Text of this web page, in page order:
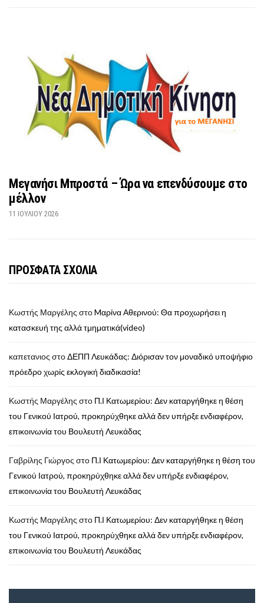
Μεγανήσι Μπροστά – Ώρα να επενδύσουμε στο
μέλλον
11 ΙΟΥΛΊΟΥ 2026
ΠΡΟΣΦΑΤΑ ΣΧΟΛΙΑ
Κωστής Μαργέλης στοMαρίνα Αθερινού: Θα προχωρήσει η
κατασκευή της αλλά τμηματικά(video)
καπετανιος στοΔΕΠΠ Λευκάδας: Διόρισαν τον μοναδικό υποψήφιο
πρόεδρο χωρίς εκλογική διαδικασία!
Κωστής Μαργέλης στο Π.Ι Κατωμερίου: Δεν καταργήθηκε η θέση
του Γενικού Ιατρού, προκηρύχθηκε αλλά δεν υπήρξε ενδιαφέρον,
επικοινωνία του Βουλευτή Λευκάδας
Γαβρίλης Γιώργος στο Π.Ι Κατωμερίου: Δεν καταργήθηκε η θέση του
Γενικού Ιατρού, προκηρύχθηκε αλλά δεν υπήρξε ενδιαφέρον,
επικοινωνία του Βουλευτή Λευκάδας
Κωστής Μαργέλης στο Π.Ι Κατωμερίου: Δεν καταργήθηκε η θέση
του Γενικού Ιατρού, προκηρύχθηκε αλλά δεν υπήρξε ενδιαφέρον,
επικοινωνία του Βουλευτή Λευκάδας